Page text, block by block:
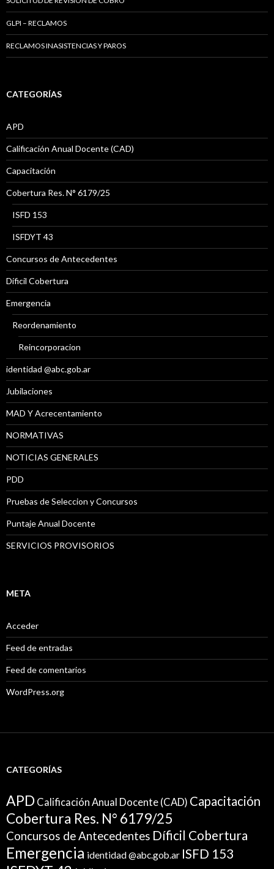
GLPI – RECLAMOS
RECLAMOS INASISTENCIAS Y PAROS
CATEGORÍAS
APD
Calificación Anual Docente (CAD)
Capacitación
Cobertura Res. N° 6179/25
ISFD 153
ISFDYT 43
Concursos de Antecedentes
Díficil Cobertura
Emergencia
Reordenamiento
Reincorporacion
identidad @abc.gob.ar
Jubilaciones
MAD Y Acrecentamiento
NORMATIVAS
NOTICIAS GENERALES
PDD
Pruebas de Seleccion y Concursos
Puntaje Anual Docente
SERVICIOS PROVISORIOS
META
Acceder
Feed de entradas
Feed de comentarios
WordPress.org
CATEGORÍAS
APD Calificación Anual Docente (CAD) Capacitación
Cobertura Res. N° 6179/25
Concursos de Antecedentes Díficil Cobertura
Emergencia identidad @abc.gob.ar ISFD 153